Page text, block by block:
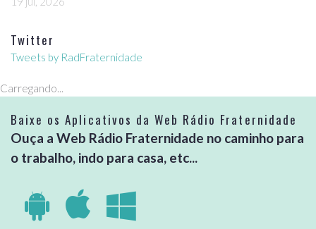
Twitter
Tweets by RadFraternidade
Carregando...
Baixe os Aplicativos da Web Rádio Fraternidade
Ouça a Web Rádio Fraternidade no caminho para
o trabalho, indo para casa, etc...